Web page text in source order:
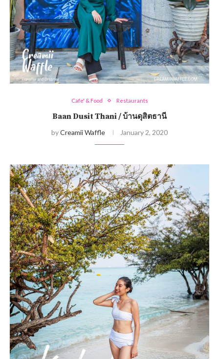
Cafe' & Food Restaurants
Baan Dusit Thani / บ้านดุสิตธานี
byCreamii Waffle January 2, 2020